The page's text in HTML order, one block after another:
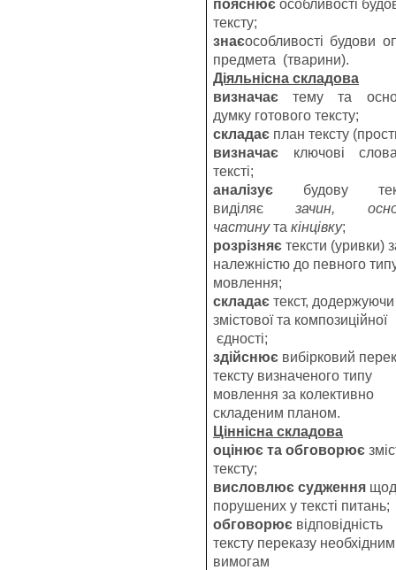
пояснює особливості
тексту;
знаєособливості будови
предмета (тварини).
Діяльнісна складова
визначаєтему та
думку готового тексту;
складає план тексту
визначає ключові
тексті;
аналізує будову
виділяєзачин,
частинута кінцівку;
розрізняє тексти (уривки)
належністю до певного
мовлення;
складає текст, додержуючи
змістової та композиційної
єдності;
здійснює вибірковий
тексту визначеного типу
мовлення за колективно
складеним планом.
Ціннісна складова
оцінює та обговорює
тексту;
висловлює судження
порушених у тексті питань;
обговорює відповідність
тексту переказу необхідним
вимогам